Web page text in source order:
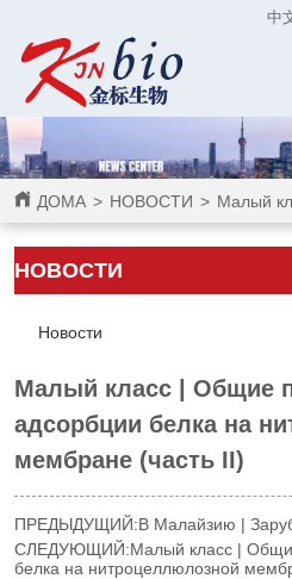
中
ДОМА > НОВОСТИ > Малый
НОВОСТИ
Новости
Малый класс | Общие
адсорбции белка на
мембране (часть II)
ПРЕДЫДУЩИЙ:В Малайзию |
СЛЕДУЮЩИЙ:Малый класс |
белка на нитроцеллюлозной